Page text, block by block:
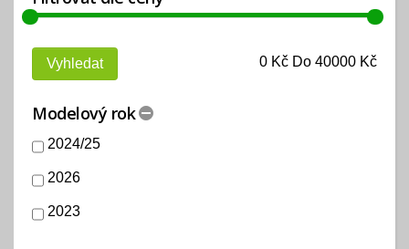
0 Kč Do 40000 Kč
Modelový rok
2024/25
2026
2023